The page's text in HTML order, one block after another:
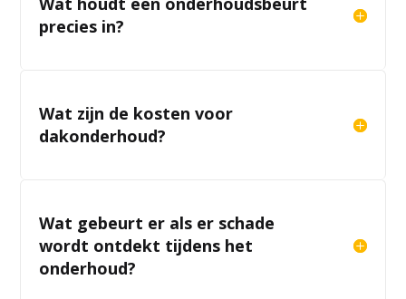
precies in?
Wat zijn de kosten voor
dakonderhoud?
Wat gebeurt er als er schade
wordt ontdekt tijdens het
onderhoud?